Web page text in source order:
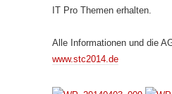
IT Pro Themen erhalten.
Alle Informationen und die
www.stc2014.de